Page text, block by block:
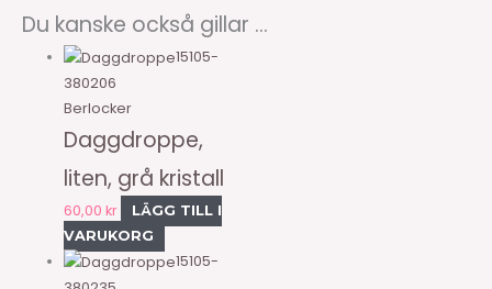
Du kanske också gillar …
15105-
380206
Berlocker
Daggdroppe,
liten, grå kristall
60,00kr
LÄGG TILL I
VARUKORG
15105-